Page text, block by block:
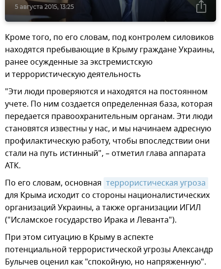
5 августа 2015, 13:25
Кроме того, по его словам, под контролем силовиков
находятся пребывающие в Крыму граждане Украины,
ранее осужденные за экстремистскую
и террористическую деятельность
"Эти люди проверяются и находятся на постоянном
учете. По ним создается определенная база, которая
передается правоохранительным органам. Эти люди
становятся известны у нас, и мы начинаем адресную
профилактическую работу, чтобы впоследствии они
стали на путь истинный", – отметил глава аппарата
АТК.
По его словам, основная террористическая угроза
для Крыма исходит со стороны националистических
организаций Украины, а также организации ИГИЛ
("Исламское государство Ирака и Леванта").
При этом ситуацию в Крыму в аспекте
потенциальной террористической угрозы Александр
Булычев оценил как "спокойную, но напряженную".